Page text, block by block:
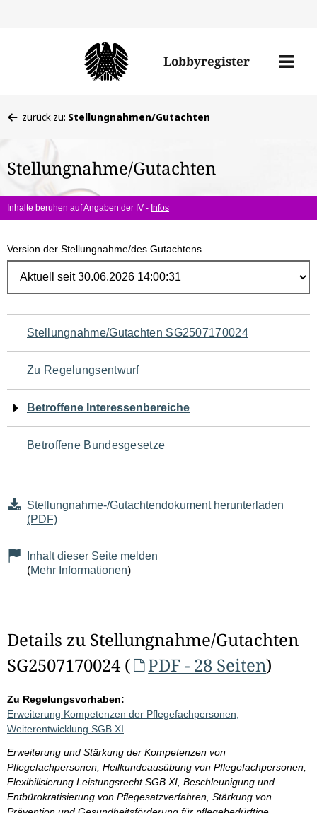
Lobbyregister
Menü
befinden
hier:
zurück zu: Stellungnahmen/Gutachten
Stellungnahme/Gutachten
Inhalte beruhen auf Angaben der IV - Infos
Version der Stellungnahme/des Gutachtens
Navigation
für
den
Seiteninhalt
Stellungnahme/Gutachten SG2507170024
Zu Regelungsentwurf
Betroffene Interessenbereiche
Betroffene Bundesgesetze
Stellungnahme-/Gutachtendokument herunterladen
(PDF)
Inhalt dieser Seite melden
(Mehr Informationen)
Details zu Stellungnahme/Gutachten
SG2507170024 (
PDF - 28 Seiten)
Zu Regelungsvorhaben:
Erweiterung Kompetenzen der Pflegefachpersonen,
Weiterentwicklung SGB XI
Erweiterung und Stärkung der Kompetenzen von
Pflegefachpersonen, Heilkundeausübung von Pflegefachpersonen,
Flexibilisierung Leistungsrecht SGB XI, Beschleunigung und
Entbürokratisierung von Pflegesatzverfahren, Stärkung von